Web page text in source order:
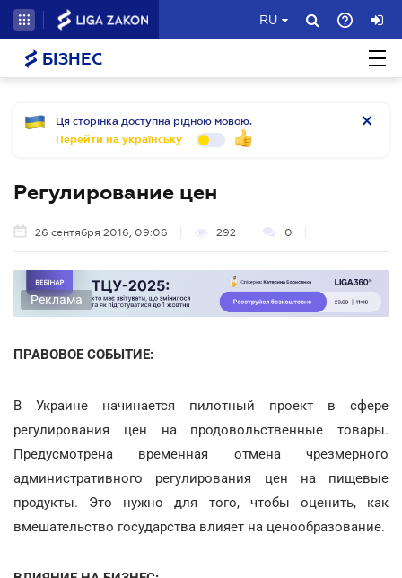
RU
БІЗНЕС
Ця сторінка доступна рідною мовою.
Перейти на українську
Регулирование цен
26 сентября 2016, 09:06 292 0
Реклама
ПРАВОВОЕ СОБЫТИЕ:
В Украине начинается пилотный проект в сфере
регулирования цен на продовольственные товары.
Предусмотрена временная отмена чрезмерного
административного регулирования цен на пищевые
продукты. Это нужно для того, чтобы оценить, как
вмешательство государства влияет на ценообразование.